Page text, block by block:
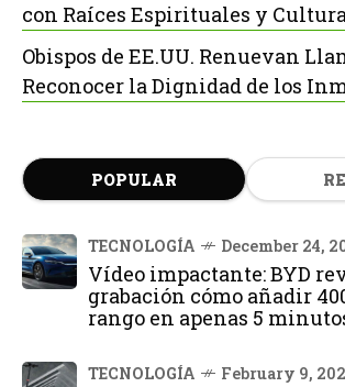
con Raíces Espirituales y
Obispos de EE.UU. Renuevan
Reconocer la Dignidad de los
POPULAR
TECNOLOGÍA December 24,
Vídeo impactante: BYD
grabación cómo añadir
rango en apenas 5
TECNOLOGÍA February 9,